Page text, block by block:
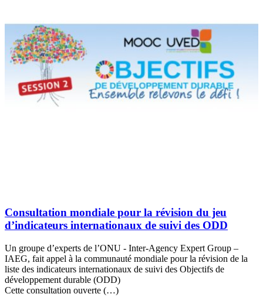
Consultation mondiale pour la révision du jeu
d’indicateurs internationaux de suivi des ODD
Un groupe d’experts de l’ONU - Inter-Agency Expert Group –
IAEG, fait appel à la communauté mondiale pour la révision de la
liste des indicateurs internationaux de suivi des Objectifs de
développement durable (ODD)
Cette consultation ouverte (…)